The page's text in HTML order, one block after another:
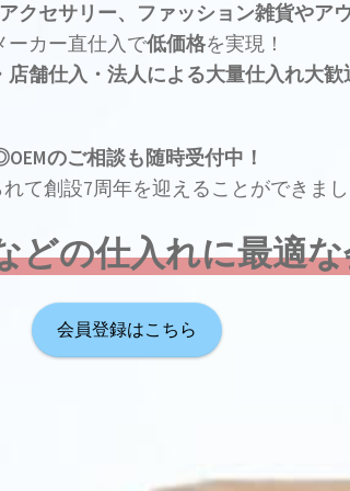
クセサリー、ファッション雑貨やア
カー直仕入で低価格を実現！
店舗仕入・法人による大量仕入れ大歓
のご相談も随時受付中！
て創設7周年を迎えることができまし
どの仕入れに最適
会員登録はこちら